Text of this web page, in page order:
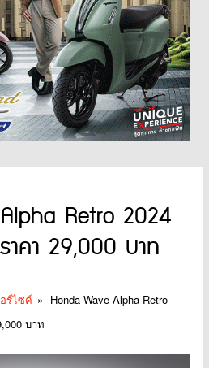
Retro 2024
าคา 29,000 บาท
ร์ไซค์ » Honda Wave Alpha Retro
บาท